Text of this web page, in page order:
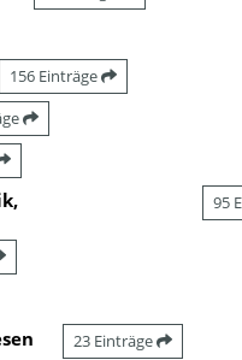
156 Einträge
95
23 Einträge